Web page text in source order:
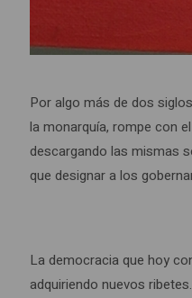
Por algo más de dos
la monarquía, rompe con
descargando las mismas
que designar a los
La democracia que hoy
adquiriendo nuevos